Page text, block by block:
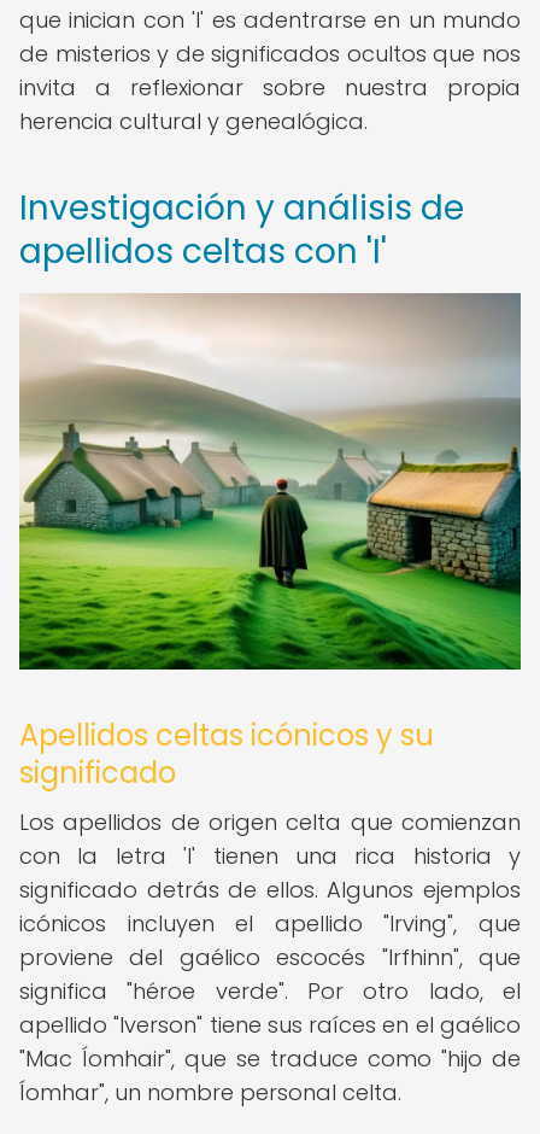
que inician con 'I' es adentrarse en un mundo
de misterios y de significados ocultos que nos
invita a reflexionar sobre nuestra propia
herencia cultural y genealógica.
Investigación y análisis de
apellidos celtas con 'I'
Apellidos celtas icónicos y su
significado
Los apellidos de origen celta que comienzan
con la letra 'I' tienen una rica historia y
significado detrás de ellos. Algunos ejemplos
icónicos incluyen el apellido "Irving", que
proviene del gaélico escocés "Irfhinn", que
significa "héroe verde". Por otro lado, el
apellido "Iverson" tiene sus raíces en el gaélico
"Mac Íomhair", que se traduce como "hijo de
Íomhar", un nombre personal celta.